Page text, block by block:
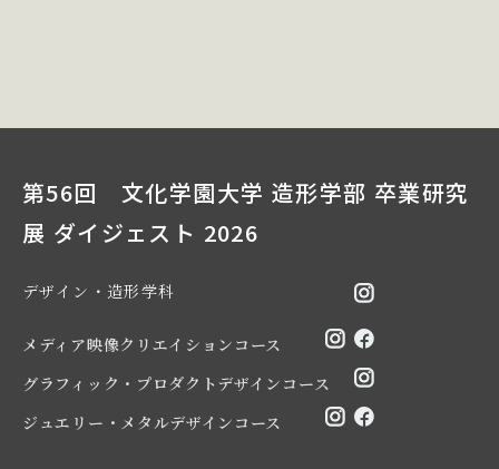
第56回 文化学園大学 造形学部 卒業研究
展 ダイジェスト 2026
デザイン・造形学科
メディア映像クリエイションコース
グラフィック・プロダクトデザインコース
ジュエリー・メタルデザインコース